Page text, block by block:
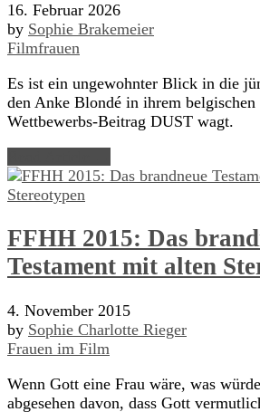
16. Februar 2026
by Sophie Brakemeier
Filmfrauen
Es ist ein ungewohnter Blick in die
den Anke Blondé in ihrem
Wettbewerbs-Beitrag DUST wagt.
FFHH 2015: Das
Testament mit alten
4. November 2015
by Sophie Charlotte Rieger
Frauen im Film
Wenn Gott eine Frau wäre, was
abgesehen davon, dass Gott